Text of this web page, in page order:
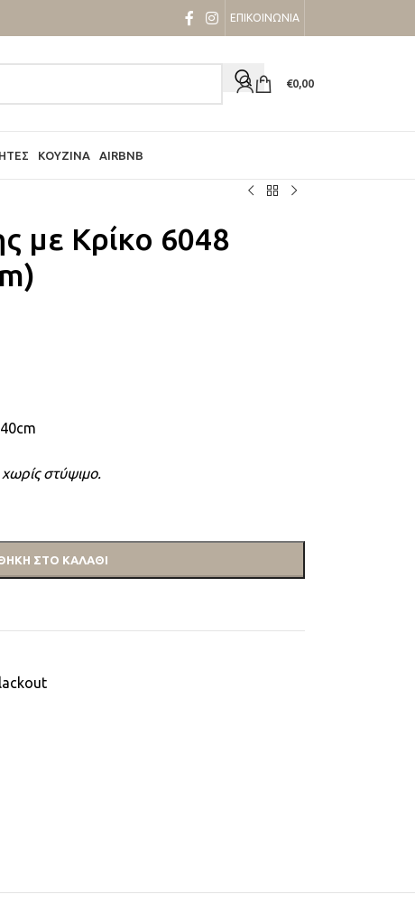
ΕΠΙΚΟΙΝΩΝΙΑ
€0,00
ΚΟΥΖΊΝΑ AIRBNB
με Κρίκο 6048
χωρίς στύψιμο.
ΣΤΟ ΚΑΛΆΘΙ